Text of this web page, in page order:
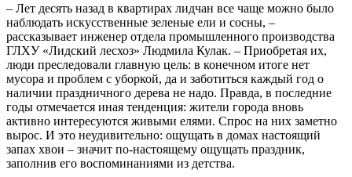
– Лет десять назад в квартирах лидчан все чаще можно было
наблюдать искусственные зеленые ели и сосны, –
рассказывает инженер отдела промышленного производства
ГЛХУ «Лидский лесхоз» Людмила Кулак. – Приобретая их,
люди преследовали главную цель: в конечном итоге нет
мусора и проблем с уборкой, да и заботиться каждый год о
наличии праздничного дерева не надо. Правда, в последние
годы отмечается иная тенденция: жители города вновь
активно интересуются живыми елями. Спрос на них заметно
вырос. И это неудивительно: ощущать в домах настоящий
запах хвои – значит по-настоящему ощущать праздник,
заполнив его воспоминаниями из детства.